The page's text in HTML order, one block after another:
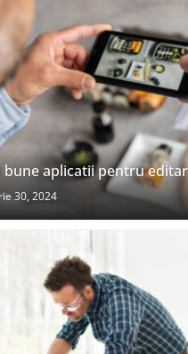
bune aplicatii pentru
30, 2024